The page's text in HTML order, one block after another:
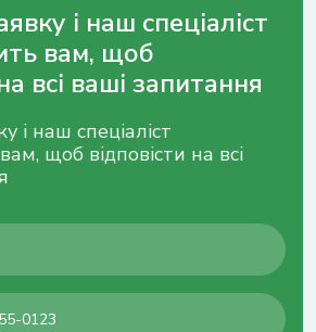
і наш спеціаліст
вам, щоб
всі ваші запитання
і наш спеціаліст
щоб відповісти на всі